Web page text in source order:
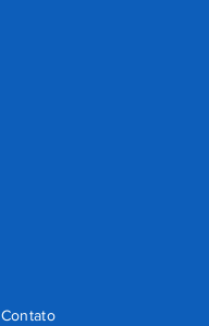
Contato